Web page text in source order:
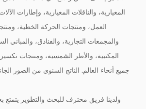
المعيارية، والناقلات المعيارية، وإطارات
العمل، ومنتجات الحركة الخطية،
والمجمعات التجارية، والفنادق، والمباني
المكتبية، والأطر الشمسية، ومنتجات
جميع أنحاء العالم. الناتج السنوي من الصور
ولدينا فريق محترف للبحث والتطوير يتمتع